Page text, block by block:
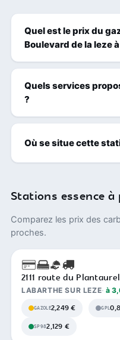
Quel est le prix du
Boulevard de la leze
Quels services
?
Où se situe cette
Stations essence
Comparez les prix des
proches.
2111 route du Plantaurel
LABARTHE SUR LEZE à
GAZOLE2,249 € GPL
SP982,129 €